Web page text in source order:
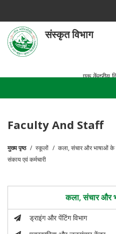
main
content
संस्कृत विभाग
हेमवती नंदन
एक केंद्रीय
Faculty And Staff
पग
मुख्य पृष्ठ स्कूलों कला, संचार और भाषाओं
संकाय एवं कर्मचारी
कला, संचार और
ड्राइंग और पेंटिंग विभाग